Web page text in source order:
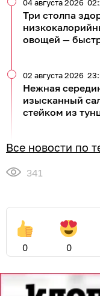
Три столпа
овощей —
04 августа 2026
Нежная
изысканный
стейком из
02 августа 2026
Все новости по
341
0 0